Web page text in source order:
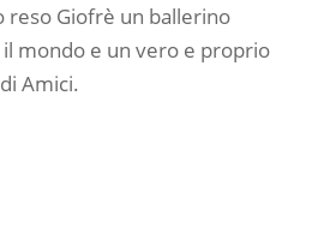
reso Giofrè un ballerino
mondo e un vero e proprio
Amici.